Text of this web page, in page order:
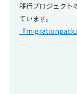
移行プロジェクト
ています。
『migrationpack